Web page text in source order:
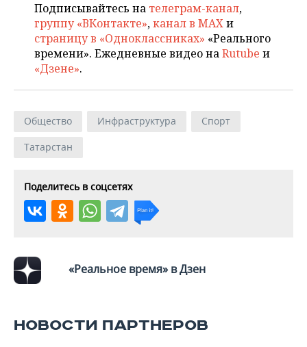
Подписывайтесь на телеграм-канал,
группу «ВКонтакте»,канал в MAXи
страницу в «Одноклассниках» «Реального
времени». Ежедневные видео наRutube и
«Дзене».
Общество Инфраструктура
Спорт
Татарстан
Поделитесь в соцсетях
«Реальное время» в Дзен
НОВОСТИ ПАРТНЕРОВ